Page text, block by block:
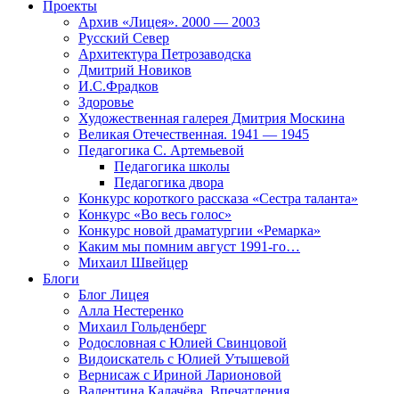
Проекты
Архив «Лицея». 2000 — 2003
Русский Север
Архитектура Петрозаводска
Дмитрий Новиков
И.С.Фрадков
Здоровье
Художественная галерея Дмитрия Москина
Великая Отечественная. 1941 — 1945
Педагогика С. Артемьевой
Педагогика школы
Педагогика двора
Конкурс короткого рассказа «Сестра таланта»
Конкурс «Во весь голос»
Конкурс новой драматургии «Ремарка»
Каким мы помним август 1991-го…
Михаил Швейцер
Блоги
Блог Лицея
Алла Нестеренко
Михаил Гольденберг
Родословная с Юлией Свинцовой
Видоискатель с Юлией Утышевой
Вернисаж с Ириной Ларионовой